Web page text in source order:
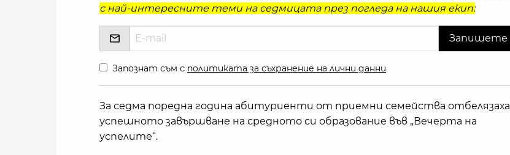
с най-интересните теми на седмицата през погледа на нашия екип:
Запознат съм с политиката за съхранение на лични данни
За седма поредна година абитуриенти от приемни семейства отбелязаха
успешното завършване на средното си образование във „Вечерта на
успелите“.